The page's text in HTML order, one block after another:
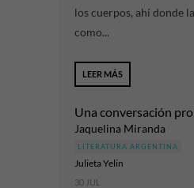
los cuerpos, ahí donde
como...
LEER MÁS
Una conversación
Jaquelina Miranda
LITERATURA ARGENTINA
Julieta Yelin
30 JUL